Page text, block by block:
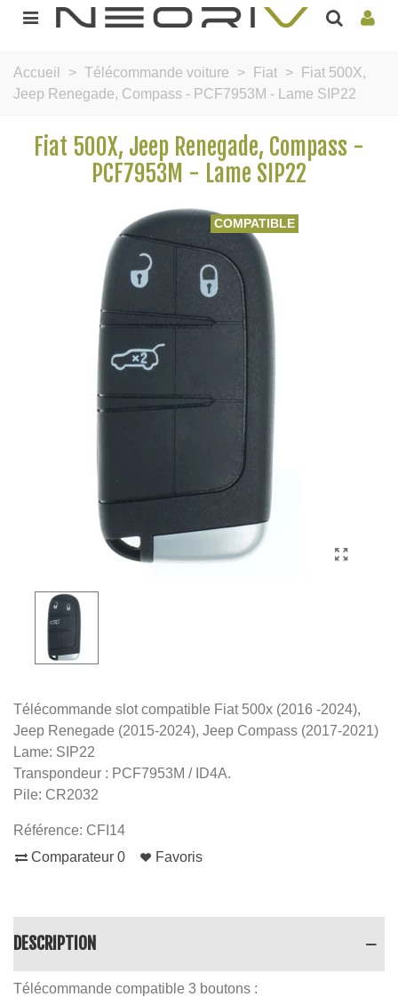
Accueil > Télécommande voiture > Fiat >
Fiat 500X,
Jeep Renegade, Compass - PCF7953M - Lame SIP22
Fiat 500X, Jeep Renegade, Compass -
PCF7953M - Lame SIP22
COMPATIBLE
Télécommande slot compatible Fiat 500x (2016 -2024),
Jeep Renegade (2015-2024), Jeep Compass (2017-2021)
Lame: SIP22
Transpondeur : PCF7953M / ID4A.
Pile: CR2032
Référence: CFI14
Comparateur 0 Favoris
DESCRIPTION
Télécommande compatible 3 boutons :